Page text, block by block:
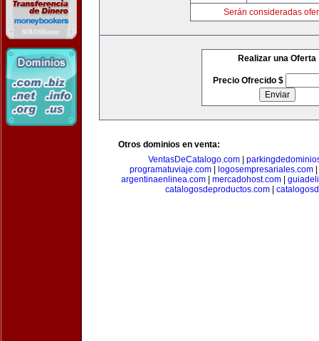
Serán consideradas
Realizar una Oferta
Precio Ofrecido $
Otros dominios en venta:
VentasDeCatalogo.com|
programatuviaje.com| logosempresariales.com|
argentinaenlinea.com| mercadohost.com|
catalogosdeproductos.com